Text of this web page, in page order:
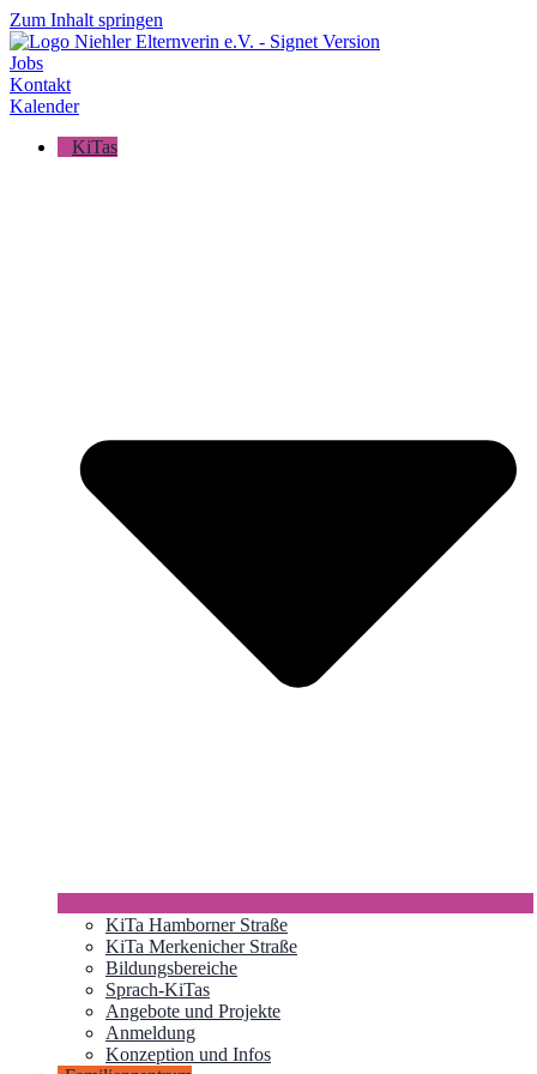
Zum Inhalt springen
Jobs
Kontakt
Kalender
KiTas
KiTa Hamborner Straße
KiTa Merkenicher Straße
Bildungsbereiche
Sprach-KiTas
Angebote und Projekte
Anmeldung
Konzeption und Infos